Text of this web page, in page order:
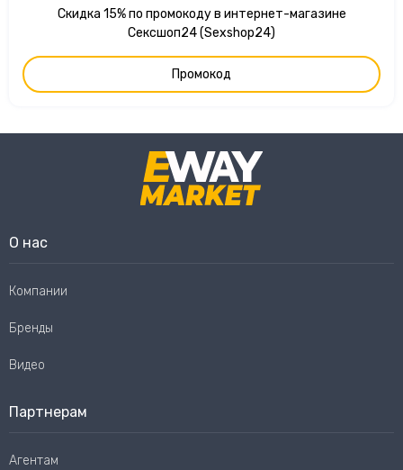
Скидка 15% по промокоду в интернет-магазине
Сексшоп24 (Sexshop24)
Промокод
О нас
Компании
Бренды
Видео
Партнерам
Агентам